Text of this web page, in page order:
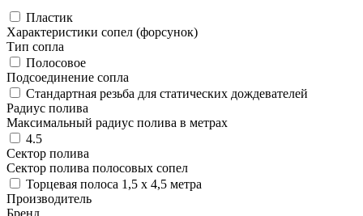
Пластик
Характеристики сопел (форсунок)
Тип сопла
Полосовое
Подсоединение сопла
Стандартная резьба для статических дождевателей
Радиус полива
Максимальный радиус полива в метрах
4.5
Сектор полива
Сектор полива полосовых сопел
Торцевая полоса 1,5 x 4,5 метра
Производитель
Бренд